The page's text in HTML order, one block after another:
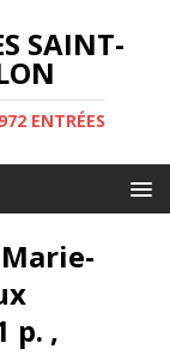
SAINT-
ENTRÉES
p. ,